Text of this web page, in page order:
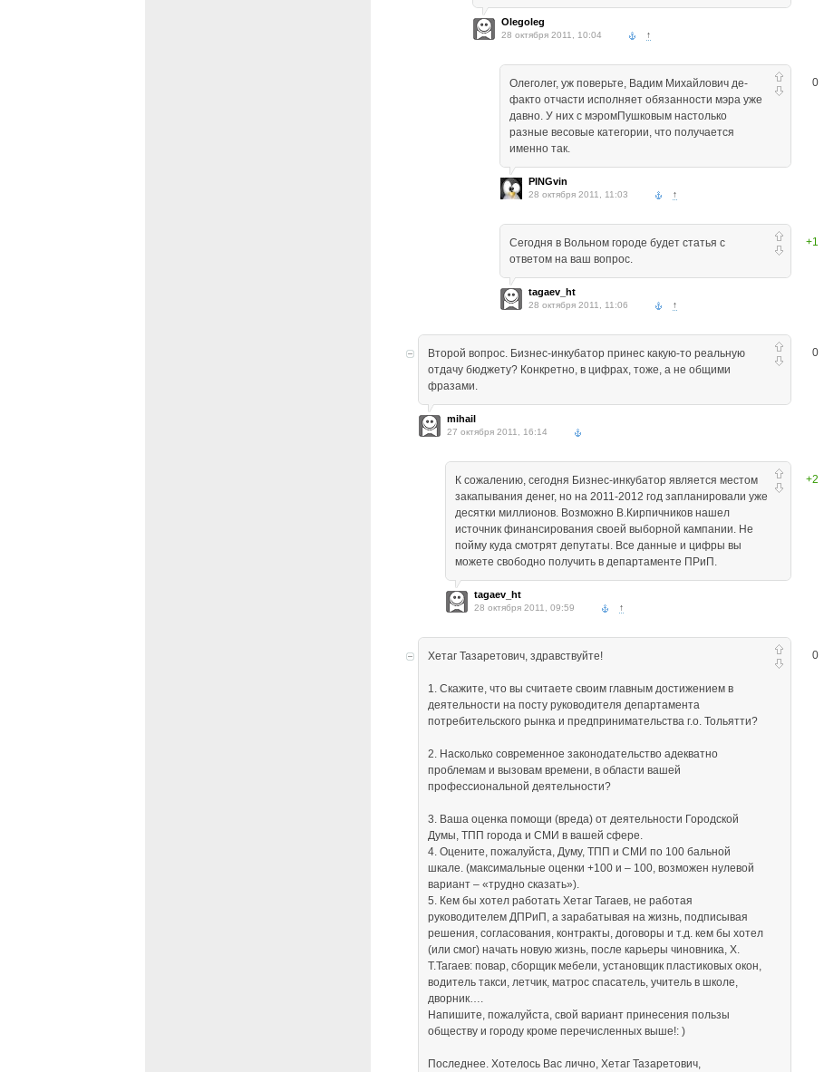
Olegoleg
28 октября 2011, 10:04 ↑
0
Олеголег, уж поверьте, Вадим Михайлович де-
факто отчасти исполняет обязанности мэра уже
давно. У них с мэромПушковым настолько
разные весовые категории, что получается
именно так.
PINGvin
28 октября 2011, 11:03 ↑
+1
Сегодня в Вольном городе будет статья с
ответом на ваш вопрос.
tagaev_ht
28 октября 2011, 11:06 ↑
0
Второй вопрос. Бизнес-инкубатор принес какую-то реальную
отдачу бюджету? Конкретно, в цифрах, тоже, а не общими
фразами.
mihail
27 октября 2011, 16:14
+2
К сожалению, сегодня Бизнес-инкубатор является местом
закапывания денег, но на 2011-2012 год запланировали уже
десятки миллионов. Возможно В.Кирпичников нашел
источник финансирования своей выборной кампании. Не
пойму куда смотрят депутаты. Все данные и цифры вы
можете свободно получить в департаменте ПРиП.
tagaev_ht
28 октября 2011, 09:59 ↑
0
Хетаг Тазаретович, здравствуйте!
1. Скажите, что вы считаете своим главным достижением в
деятельности на посту руководителя департамента
потребительского рынка и предпринимательства г.о. Тольятти?
2. Насколько современное законодательство адекватно
проблемам и вызовам времени, в области вашей
профессиональной деятельности?
3. Ваша оценка помощи (вреда) от деятельности Городской
Думы, ТПП города и СМИ в вашей сфере.
4. Оцените, пожалуйста, Думу, ТПП и СМИ по 100 бальной
шкале. (максимальные оценки +100 и – 100, возможен нулевой
вариант – «трудно сказать»).
5. Кем бы хотел работать Хетаг Тагаев, не работая
руководителем ДПРиП, а зарабатывая на жизнь, подписывая
решения, согласования, контракты, договоры и т.д. кем бы хотел
(или смог) начать новую жизнь, после карьеры чиновника, Х.
Т.Тагаев: повар, сборщик мебели, установщик пластиковых окон,
водитель такси, летчик, матрос спасатель, учитель в школе,
дворник….
Напишите, пожалуйста, свой вариант принесения пользы
обществу и городу кроме перечисленных выше!: )
Последнее. Хотелось Вас лично, Хетаг Тазаретович,